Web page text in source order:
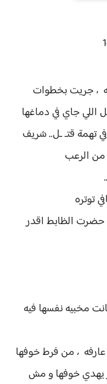
، جريت بخطوات
جاي في دماغها
تهمة قتـ ـل.. شريف
من الرعب
توتره
الظابط اقدر
مخبيه نفسها فيه
، من فرط خوفها
يهدي خوفها و مش